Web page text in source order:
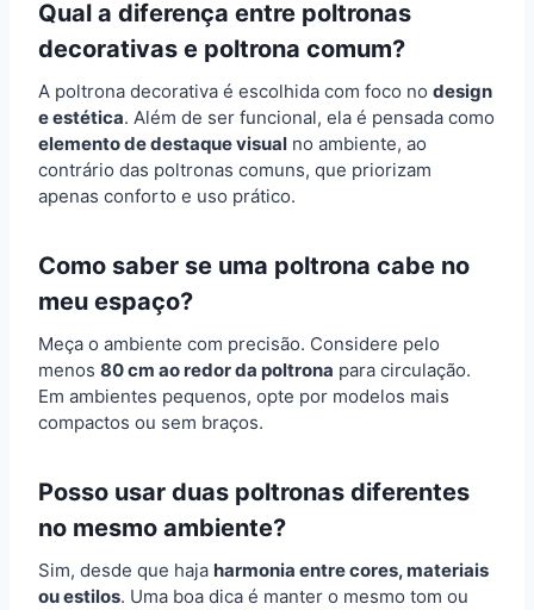
Qual a diferença entre poltronas
decorativas e poltrona comum?
A poltrona decorativa é escolhida com foco no design
e estética. Além de ser funcional, ela é pensada como
elemento de destaque visual no ambiente, ao
contrário das poltronas comuns, que priorizam
apenas conforto e uso prático.
Como saber se uma poltrona cabe no
meu espaço?
Meça o ambiente com precisão. Considere pelo
menos 80 cm ao redor da poltrona para circulação.
Em ambientes pequenos, opte por modelos mais
compactos ou sem braços.
Posso usar duas poltronas diferentes
no mesmo ambiente?
Sim, desde que haja harmonia entre cores, materiais
ou estilos. Uma boa dica é manter o mesmo tom ou